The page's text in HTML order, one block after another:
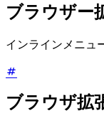
ブラウザー
インラインメニュ
ブラウザ拡